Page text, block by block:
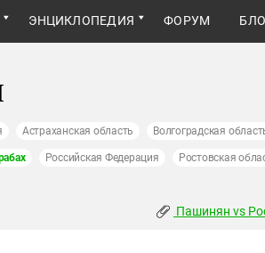
ЭНЦИКЛОПЕДИЯ ФОРУМ
Астраханская область Волгоградская
Российская Федерация Ростовская
Пашинян vs